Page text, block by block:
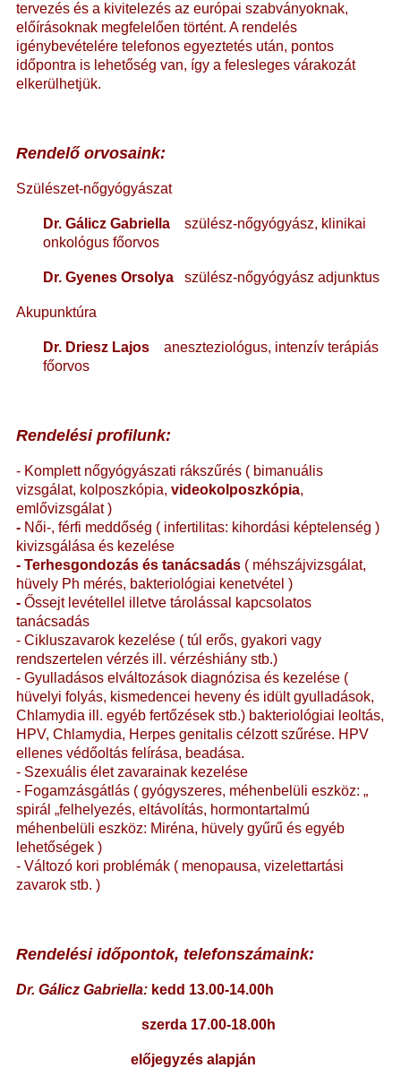
tervezés és a kivitelezés az európai szabványoknak,
előírásoknak megfelelően történt. A rendelés
igénybevételére telefonos egyeztetés után, pontos
időpontra is lehetőség van, így a felesleges várakozát
elkerülhetjük.
Rendelő orvosaink:
Szülészet-nőgyógyászat
Dr. Gálicz Gabriella
szülész-nőgyógyász, klinikai
onkológus főorvos
Dr. Gyenes Orsolya szülész-nőgyógyász adjunktus
Akupunktúra
Dr. Driesz Lajos
aneszteziológus, intenzív terápiás
főorvos
Rendelési profilunk:
- Komplett nőgyógyászati rákszűrés ( bimanuális
vizsgálat, kolposzkópia, videokolposzkópia,
emlővizsgálat )
- Női-, férfi meddőség ( infertilitas: kihordási képtelenség )
kivizsgálása és kezelése
- Terhesgondozás és tanácsadás ( méhszájvizsgálat,
hüvely Ph mérés, bakteriológiai kenetvétel )
- Őssejt levétellel illetve tárolással kapcsolatos
tanácsadás
- Cikluszavarok kezelése ( túl erős, gyakori vagy
rendszertelen vérzés ill. vérzéshiány stb.)
- Gyulladásos elváltozások diagnózisa és kezelése (
hüvelyi folyás, kismedencei heveny és idült gyulladások,
Chlamydia ill. egyéb fertőzések stb.) bakteriológiai leoltás,
HPV, Chlamydia, Herpes genitalis célzott szűrése. HPV
ellenes védőoltás felírása, beadása.
- Szexuális élet zavarainak kezelése
- Fogamzásgátlás ( gyógyszeres, méhenbelüli eszköz: „
spirál „felhelyezés, eltávolítás, hormontartalmú
méhenbelüli eszköz: Miréna, hüvely gyűrű és egyéb
lehetőségek )
- Változó kori problémák ( menopausa, vizelettartási
zavarok stb. )
Rendelési időpontok, telefonszámaink:
Dr. Gálicz Gabriella: kedd 13.00-14.00h
szerda 17.00-18.00h
előjegyzés alapján